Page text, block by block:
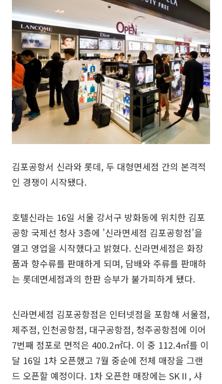
김포공항서 신라와 롯데, 두 대형면세점 간의 본격적
인 경쟁이 시작됐다.
호텔신라는 16일 서울 강서구 방화동에 위치한 김포
공항 국제선 청사 3층에 '신라면세점 김포공항점'을
열고 영업을 시작했다고 밝혔다. 신라면세점은 화장
품과 향수류를 판매하게 되며, 담배와 주류를 판매하
는 롯데면세점과의 한판 승부가 불가피하게 됐다.
신라면세점 김포공항점은 인터넷점을 포함해 서울점,
제주점, 인천공항점, 대구공항점, 청주공항점에 이어
7번째 점포로 면적은 400.2㎡다. 이 중 112.4㎡를 이
달 16일 1차 오픈했고 7월 중순에 전체 매장을 그랜
드 오픈할 예정이다. 1차 오픈한 매장에는 SKⅡ, 샤